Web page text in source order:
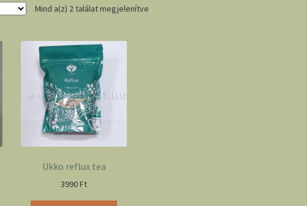
Mind a(z) 2 találat megjelenítve
Ukko reflux tea
3990Ft